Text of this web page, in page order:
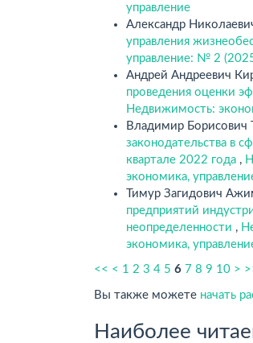
управление
Александр
управления
управление: № 2
Андрей Андреевич
проведения оценки
Недвижимость:
Владимир Борисович
законодательства в
квартале 2022 года ,
экономика,
Тимур Загидович
предприятий
неопределенности ,
экономика,
<< < 1 2 3 4 5 6 7 8 9 10 >
Вы также можете начать
Наиболее